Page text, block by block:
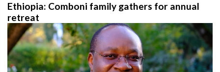
Ethiopia: Comboni family gathers for annual
retreat